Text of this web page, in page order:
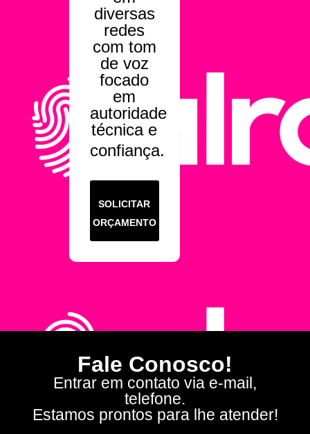
diversas
redes
com tom
de voz
focado
em
autoridade
técnica e
confiança.
SOLICITAR
ORÇAMENTO
Fale Conosco!
Entrar em contato via e-mail,
telefone.
Estamos prontos para lhe atender!